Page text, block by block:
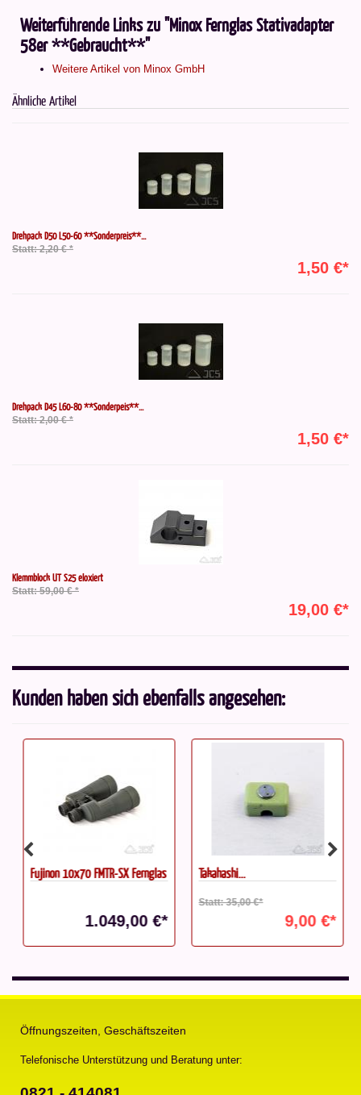
Weiterführende Links zu "Minox Fernglas Stativadapter
58er **Gebraucht**"
Weitere Artikel von Minox GmbH
Ähnliche Artikel
Drehpack D50 L50-60 **Sonderpreis**...
Statt: 2,20 € *
1,50 €*
Drehpack D45 L60-80 **Sonderpeis**...
Statt: 2,00 € *
1,50 €*
Klemmblock UT S25 eloxiert
Statt: 59,00 € *
19,00 €*
Kunden haben sich ebenfalls angesehen:
Fujinon 10x70 FMTR-SX Fernglas
1.049,00 €*
Takahashi...
Statt: 35,00 €*
9,00 €*
Öffnungszeiten, Geschäftszeiten
Telefonische Unterstützung und Beratung unter: